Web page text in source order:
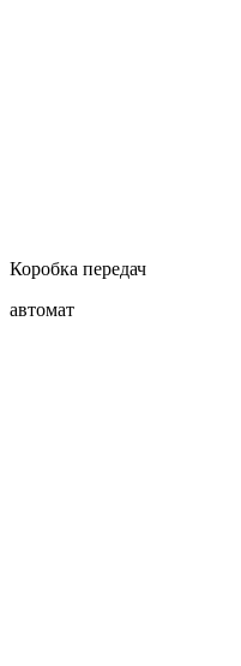
Коробка передач
автомат